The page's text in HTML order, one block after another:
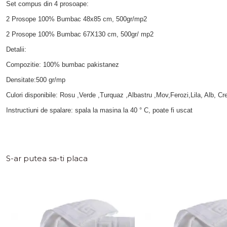
Set compus din 4 prosoape:
2 Prosope 100% Bumbac 48x85 cm, 500gr/mp2
2 Prosope 100% Bumbac 67X130 cm, 500gr/ mp2
Detalii:
Compozitie: 100% bumbac pakistanez
Densitate:500 gr/mp
Culori disponibile: Rosu ,Verde ,Turquaz ,Albastru ,Mov,Ferozi,Lila, Alb,
Instructiuni de spalare: spala la masina la 40 ° C, poate fi uscat
S-ar putea sa-ti placa